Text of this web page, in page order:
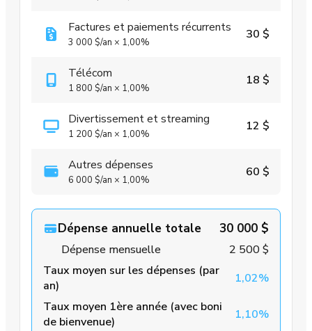
Factures et paiements récurrents
3 000 $/an × 1,00%
30 $
Télécom
1 800 $/an × 1,00%
18 $
Divertissement et streaming
1 200 $/an × 1,00%
12 $
Autres dépenses
6 000 $/an × 1,00%
60 $
Dépense annuelle totale 30 000 $
Dépense mensuelle
2 500 $
Taux moyen sur les dépenses (par
an)
1,02%
Taux moyen 1ère année (avec boni
de bienvenue)
1,10%